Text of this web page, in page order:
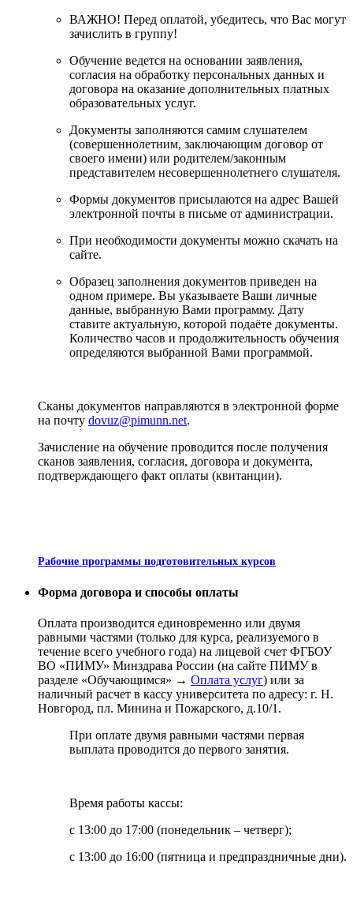
ВАЖНО! Перед оплатой, убедитесь, что Вас могут
зачислить в группу!
Обучение ведется на основании заявления,
согласия на обработку персональных данных и
договора на оказание дополнительных платных
образовательных услуг.
Документы заполняются самим слушателем
(совершеннолетним, заключающим договор от
своего имени) или родителем/законным
представителем несовершеннолетнего слушателя.
Формы документов присылаются на адрес Вашей
электронной почты в письме от администрации.
При необходимости документы можно скачать на
сайте.
Образец заполнения документов приведен на
одном примере. Вы указываете Ваши личные
данные, выбранную Вами программу. Дату
ставите актуальную, которой подаёте документы.
Количество часов и продолжительность обучения
определяются выбранной Вами программой.
Сканы документов направляются в электронной форме
на почту dovuz@pimunn.net.
Зачисление на обучение проводится после получения
сканов заявления, согласия, договора и документа,
подтверждающего факт оплаты (квитанции).
Рабочие программы подготовительных курсов
Форма договора и способы оплаты
Оплата производится единовременно или двумя
равными частями (только для курса, реализуемого в
течение всего учебного года) на лицевой счет ФГБОУ
ВО «ПИМУ» Минздрава России (на сайте ПИМУ в
разделе «Обучающимся» → Оплата услуг) или за
наличный расчет в кассу университета по адресу: г. Н.
Новгород, пл. Минина и Пожарского, д.10/1.
При оплате двумя равными частями первая
выплата проводится до первого занятия.
Время работы кассы:
с 13:00 до 17:00 (понедельник – четверг);
с 13:00 до 16:00 (пятница и предпраздничные дни).